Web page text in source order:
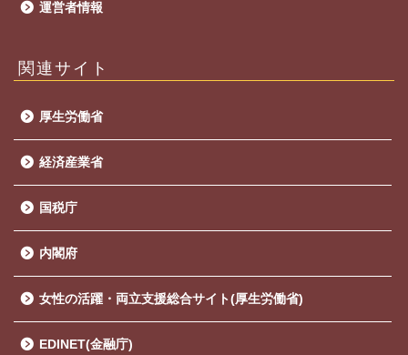
運営者情報
関連サイト
厚生労働省
経済産業省
国税庁
内閣府
女性の活躍・両立支援総合サイト(厚生労働省)
EDINET(金融庁)